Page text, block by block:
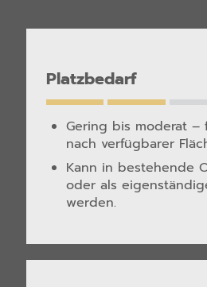
Platzbedarf
Gering bis moderat –
nach verfügbarer
Kann in bestehende
oder als
werden.